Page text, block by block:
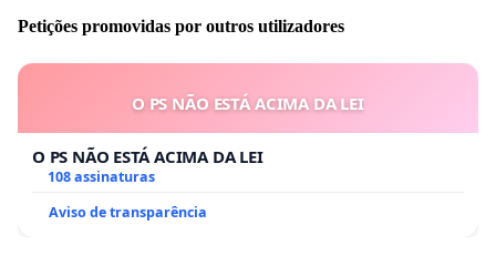
Petições promovidas por outros utilizadores
O PS NÃO ESTÁ ACIMA DA LEI
O PS NÃO ESTÁ ACIMA DA LEI
108 assinaturas
Aviso de transparência